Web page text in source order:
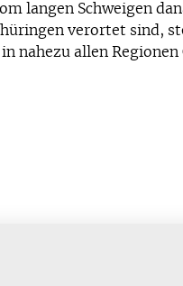
langen Schweigen
verortet sind,
nahezu allen